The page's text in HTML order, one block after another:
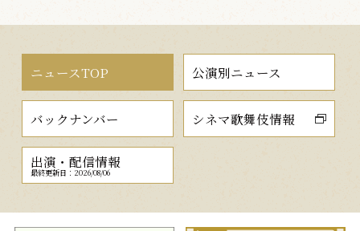
ニュースTOP 公演別ニュース
バックナンバー シネマ歌舞伎情報
出演・配信情報
最終更新日：2026/08/06